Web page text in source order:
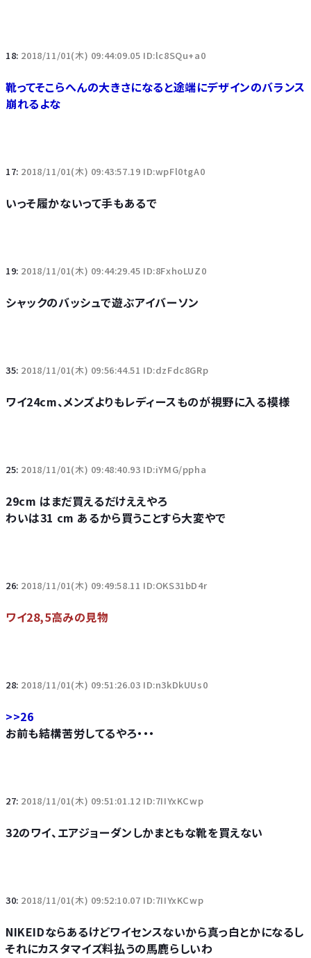
18: 2018/11/01(木) 09:44:09.05 ID:lc8SQu+a0
靴ってそこらへんの大きさになると途端にデザインのバランス
崩れるよな
17: 2018/11/01(木) 09:43:57.19 ID:wpFl0tgA0
いっそ履かないって手もあるで
19: 2018/11/01(木) 09:44:29.45 ID:8FxhoLUZ0
シャックのバッシュで遊ぶアイバーソン
35: 2018/11/01(木) 09:56:44.51 ID:dzFdc8GRp
ワイ24cm、メンズよりもレディースものが視野に入る模様
25: 2018/11/01(木) 09:48:40.93 ID:iYMG/ppha
29cm はまだ買えるだけええやろ
わいは31 cm あるから買うことすら大変やで
26: 2018/11/01(木) 09:49:58.11 ID:OKS31bD4r
ワイ28,5高みの見物
28: 2018/11/01(木) 09:51:26.03 ID:n3kDkUUs0
>>26
お前も結構苦労してるやろ・・・
27: 2018/11/01(木) 09:51:01.12 ID:7IIYxKCwp
32のワイ、エアジョーダンしかまともな靴を買えない
30: 2018/11/01(木) 09:52:10.07 ID:7IIYxKCwp
NIKEIDならあるけどワイセンスないから真っ白とかになるし
それにカスタマイズ料払うの馬鹿らしいわ